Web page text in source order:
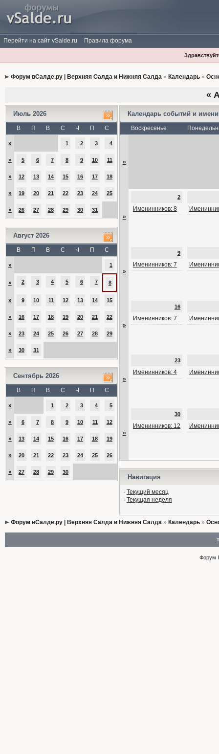
Перейти на сайт vSalde.ru Правила форума
Форум вСалде.ру | Верхняя Салда и Нижняя Салда» Календарь»
«
Июль 2026
В П В С Ч П С
» 1 2 3 4
» 5 6 7 8 9 10 11
» 12 13 14 15 16 17 18
» 19 20 21 22 23 24 25
» 26 27 28 29 30 31
Август 2026
В П В С Ч П С
» 1
» 2 3 4 5 6 7 8
» 9 10 11 12 13 14 15
» 16 17 18 19 20 21 22
» 23 24 25 26 27 28 29
» 30 31
Сентябрь 2026
В П В С Ч П С
» 1 2 3 4 5
» 6 7 8 9 10 11 12
» 13 14 15 16 17 18 19
» 20 21 22 23 24 25 26
» 27 28 29 30
Календарь событий и
Воскресенье
»
»
2
Именинников: 8
»
9
Именинников: 7
»
16
Именинников: 7
»
23
Именинников: 4
»
30
Именинников: 12
Навигация
· Текущий месяц
· Текущая неделя
Форум вСалде.ру | Верхняя Салда и Нижняя Салда» Календарь»
Форум